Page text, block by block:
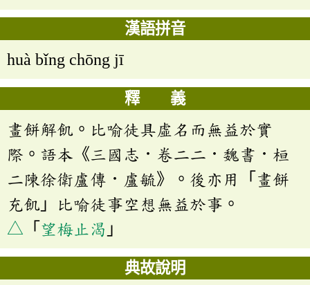
漢語拼音
huà bǐng chōng jī
釋 義
畫餅解飢。比喻徒具虛名而無益於實
際。語本《三國志．卷二二．魏書．桓
二陳徐衛盧傳．盧毓》。後亦用「畫餅
充飢」比喻徒事空想無益於事。
△ 「 望梅止渴 」
典故說明